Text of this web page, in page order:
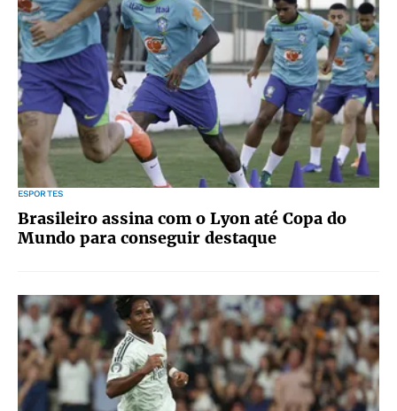
ESPORTES
Brasileiro assina com o Lyon até Copa do
Mundo para conseguir destaque